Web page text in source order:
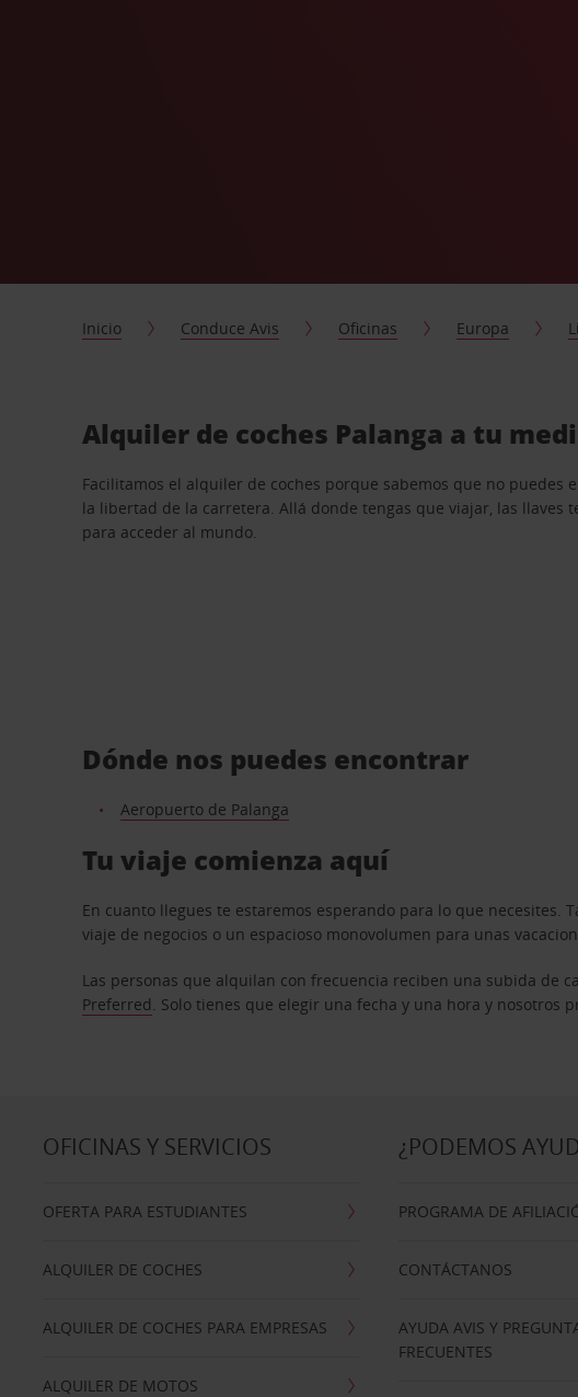
Inicio Conduce Avis Oficinas Europa
Alquiler de coches Palanga a tu
Facilitamos el alquiler de coches porque sabemos que no puedes
la libertad de la carretera. Allá donde tengas que viajar, las llaves
para acceder al mundo.
Dónde nos puedes encontrar
Aeropuerto de Palanga
Tu viaje comienza aquí
En cuanto llegues te estaremos esperando para lo que
viaje de negocios o un espacioso monovolumen para unas
Las personas que alquilan con frecuencia reciben una subida
Preferred. Solo tienes que elegir una fecha y una hora y nosotros
OFICINAS Y SERVICIOS
OFERTA PARA ESTUDIANTES
ALQUILER DE COCHES
ALQUILER DE COCHES PARA EMPRESAS
ALQUILER DE MOTOS
¿PODEMOS
PROGRAMA DE
CONTÁCTANOS
AYUDA AVIS Y
FRECUENTES